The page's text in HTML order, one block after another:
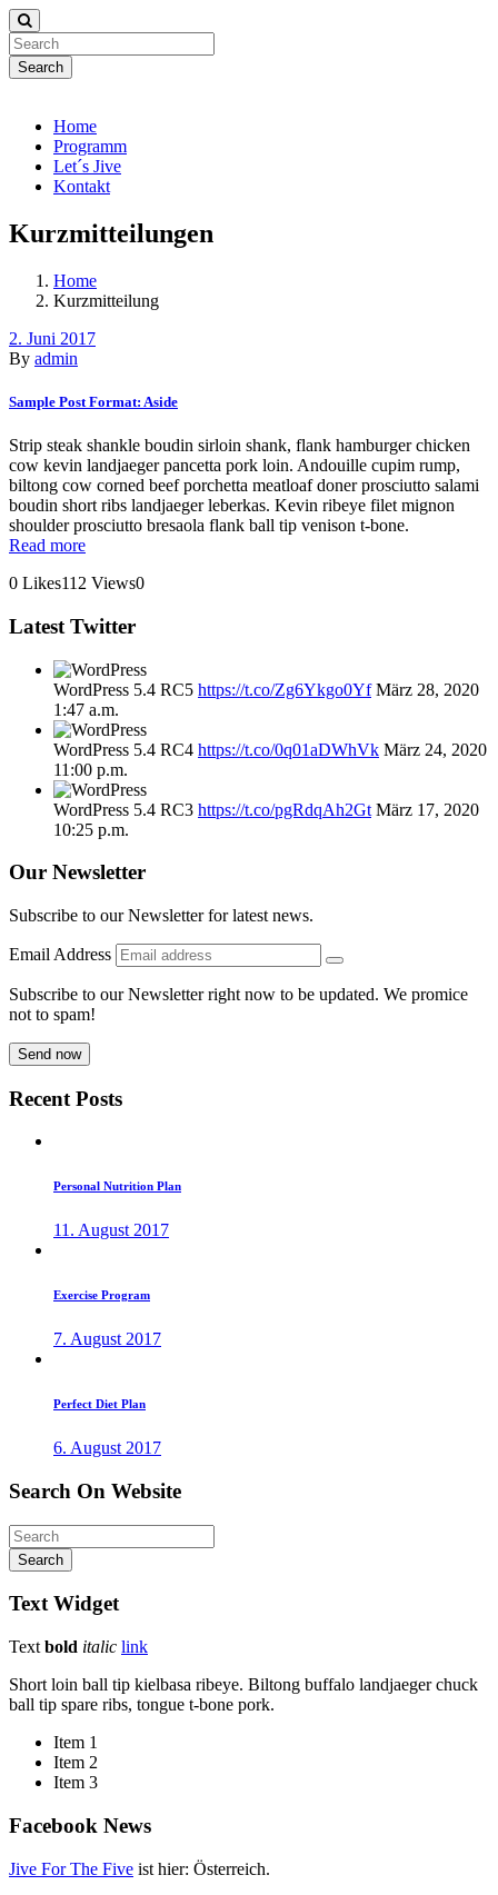
Search
Home
Programm
Let´s Jive
Kontakt
Kurzmitteilungen
Home
Kurzmitteilung
2. Juni 2017
By admin
Sample Post Format: Aside
Strip steak shankle boudin sirloin shank, flank hamburger chicken
cow kevin landjaeger pancetta pork loin. Andouille cupim rump,
biltong cow corned beef porchetta meatloaf doner prosciutto salami
boudin short ribs landjaeger leberkas. Kevin ribeye filet mignon
shoulder prosciutto bresaola flank ball tip venison t-bone.
Read more
0 Likes112 Views0
Latest Twitter
WordPress 5.4 RC5 https://t.co/Zg6Ykgo0Yf März 28, 2020
1:47 a.m.
WordPress 5.4 RC4 https://t.co/0q01aDWhVk März 24, 2020
11:00 p.m.
WordPress 5.4 RC3 https://t.co/pgRdqAh2Gt März 17, 2020
10:25 p.m.
Our Newsletter
Subscribe to our Newsletter for latest news.
Email Address
Subscribe to our Newsletter right now to be updated. We promice
not to spam!
Recent Posts
Personal Nutrition Plan
11. August 2017
Exercise Program
7. August 2017
Perfect Diet Plan
6. August 2017
Search On Website
Search
Text Widget
Text bold italic link
Short loin ball tip kielbasa ribeye. Biltong buffalo landjaeger chuck
ball tip spare ribs, tongue t-bone pork.
Item 1
Item 2
Item 3
Facebook News
Jive For The Five ist hier: Österreich.